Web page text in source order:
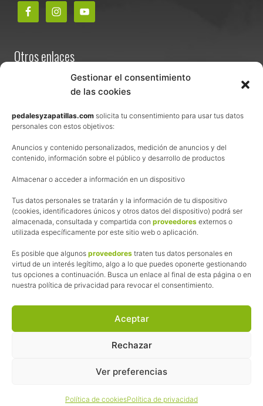
Gestionar el consentimiento
de las cookies
pedalesyzapatillas.com solicita tu consentimiento para usar tus datos
personales con estos objetivos:
Anuncios y contenido personalizados, medición de anuncios y del
contenido, información sobre el público y desarrollo de productos
Almacenar o acceder a información en un dispositivo
Tus datos personales se tratarán y la información de tu dispositivo
(cookies, identificadores únicos y otros datos del dispositivo) podrá ser
almacenada, consultada y compartida con proveedores externos o
utilizada específicamente por este sitio web o aplicación.
Es posible que algunos proveedores traten tus datos personales en
virtud de un interés legítimo, algo a lo que puedes oponerte gestionando
tus opciones a continuación. Busca un enlace al final de esta página o en
nuestra política de privacidad para revocar el consentimiento.
Aceptar
Rechazar
Ver preferencias
Política de cookiesPolítica de privacidad
Otros enlaces
Términos y condiciones de venta
Política de privacidad
Política de cookies
Afiliación
La web de Pedalesyzapatillas utiliza programas de afiliación.
¿Qué significa esto?
Cuando recomiendo algún producto, pongo enlaces a tiendas
online que utilizo y, por cada compra que realizas, me llevo
una comisión sin que a ti te cueste más dinero.
Esas comisiones me permiten seguir manteniendo esta web,
las inscripciones a muchas de las marchas para después
Siempre escribo sobre productos y tiendas que he probado